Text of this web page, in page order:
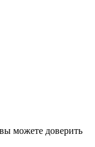
можете доверить